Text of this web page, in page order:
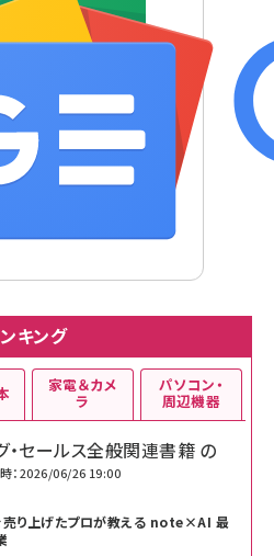
キング
セールス全般関連書籍 の
：2026/06/26 19:00
売り上げたプロが教える note×AI 最
家電＆カメ
ラ
パソコン・
周辺機器